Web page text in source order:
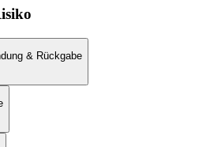
& Rückgabe